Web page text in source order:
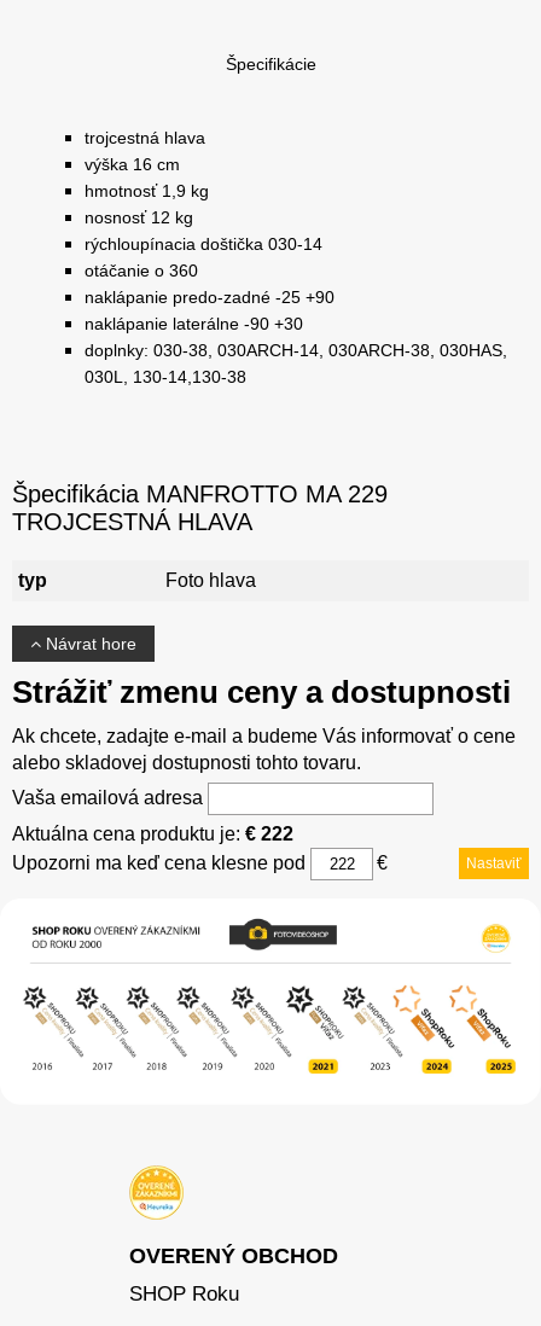
Špecifikácie
trojcestná hlava
výška 16 cm
hmotnosť 1,9 kg
nosnosť 12 kg
rýchloupínacia doštička 030-14
otáčanie o 360
naklápanie predo-zadné -25 +90
naklápanie laterálne -90 +30
doplnky: 030-38, 030ARCH-14, 030ARCH-38, 030HAS,
030L, 130-14,130-38
Špecifikácia MANFROTTO MA 229
TROJCESTNÁ HLAVA
typ Foto hlava
Návrat hore
Strážiť zmenu ceny a dostupnosti
Ak chcete, zadajte e-mail a budeme Vás informovať o cene
alebo skladovej dostupnosti tohto tovaru.
Vaša emailová adresa
Aktuálna cena produktu je: € 222
Upozorni ma keď cena klesne pod
€ Nastaviť
OVERENÝ OBCHOD
SHOP Roku